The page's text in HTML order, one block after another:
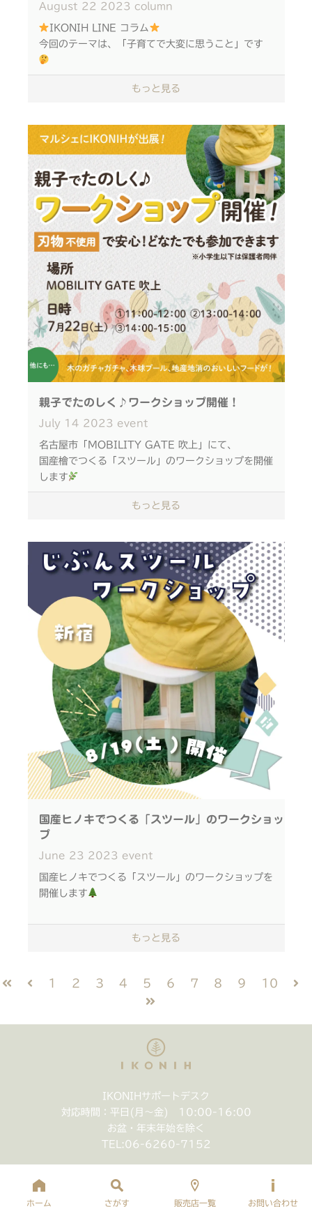
さいね！
＜＜お申込みはこちらから＞＞
August 22 2023 column
IKONIH LINE コラム
今回のテーマは、「子育てで大変に思うこと」です
スツールイベントにご参加いただいた80名の方々に
ぜひご覧ください
＜＜こちら＞＞
もっと見る
親子でたのしく♪ワークショップ開催！
July 14 2023 event
名古屋市「MOBILITY GATE 吹上」にて、
国産檜でつくる「スツール」のワークショップを開催
します
やすりで木を削り上げる過程では
木工体験が楽しめます
スツールは椅子以外にも、
観葉植物を置くスタンドやサイドテーブルとして
永くお使いいただけます
■イベント詳細
MARCHE（マルシェ）@MOBILITY GATE 吹上
新鮮なお野菜直売、お菓子、鉄板焼きやさんなど
その他にも盛りだくさんのイベントです！
■日時：2023年7月22日（土）
全3回開催
① 11：00～12：00
② 13：00～14：00
③ 14：00～15：00
※ご好評につき、
②③の時間帯はご予約可能ですので、お申込みお待ち
しております！
小学生以下：500円（税込）/個
中学生以上：1000円（税込）/個
■会場：MOBILITY GATE 吹上
〒464-0858 名古屋市千種区千種3-5-7
■予約申込方法：IKONIH公式プロフィールから、
webサイトリンク、もしくはハイライトよりご予約
※未就学児のご参加は、
必ず保護者の方の同伴をお願いいたします
トヨタモビリティ中京株式会社
TEL : 052-733-1731
https://mobilitygate.jp/
もっと見る
国産ヒノキでつくる「スツール」のワークショッ
プ
June 23 2023 event
国産ヒノキでつくる「スツール」のワークショップを
開催します
刃物を使わず、接着剤とゴムハンマーで制作するた
め、子どもから大人まで年齢を問わずご参加いただけ
に包まれながら、 木材の形や触り心地が変化してい
椅子として座るだけでなく、スタンドやサイドテーブ
ルとしても利用でき、長く愛用いただけます。
木目の表情、温かな手触り、爽やかな香りに触れなが
事前予約優先ですので、ぜひお早めにお申し込みくだ
日時：2023年8月19日（土）
もっと見る
1 2 3 4 5 6 7 8 9 10
IKONIHサポートデスク
対応時間：平日(月〜金) 10:00-16:00
お盆・年末年始を除く
TEL: 06-6260-7152
ホーム さがす 販売店一覧 お問い合わせ